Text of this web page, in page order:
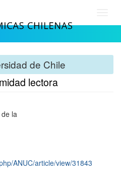
de Chile
lectora
la
ANUC/article/view/31843